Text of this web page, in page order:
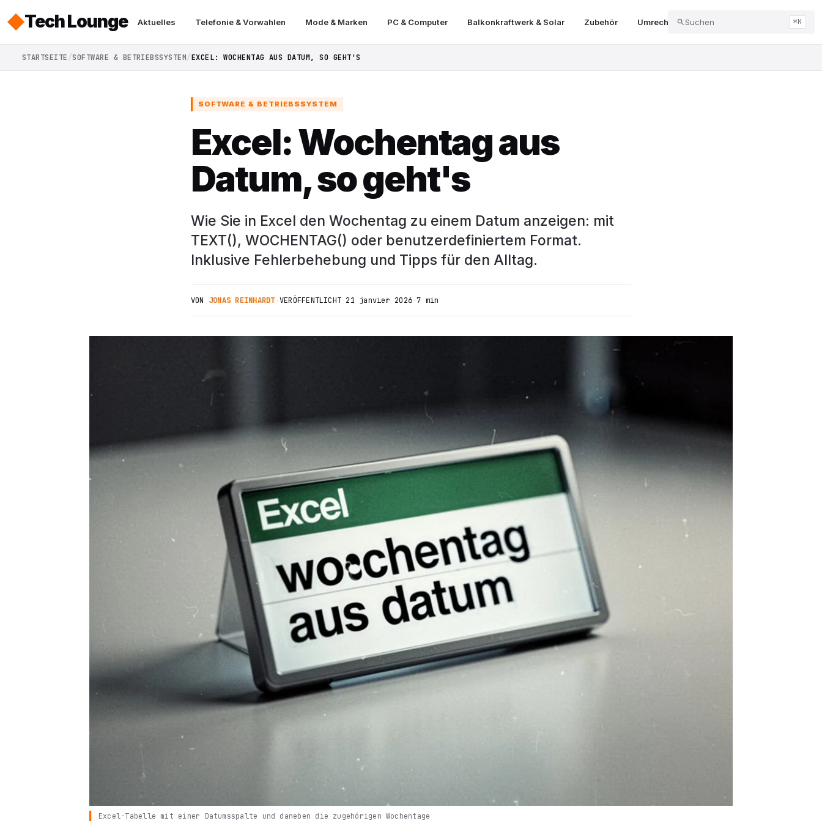
Tech Lounge Aktuelles Telefonie & Vorwahlen Mode & Marken PC & Computer Balkonkraftwerk & Solar Zubehör Umrechner & Tools Abo & Kündigung
Suchen ⌘K
STARTSEITE SOFTWARE & BETRIEBSSYSTEM EXCEL: WOCHENTAG AUS DATUM, SO GEHT'S
SOFTWARE & BETRIEBSSYSTEM
Excel: Wochentag aus
Datum, so geht's
Wie Sie in Excel den Wochentag zu einem Datum anzeigen: mit
TEXT(), WOCHENTAG() oder benutzerdefiniertem Format.
Inklusive Fehlerbehebung und Tipps für den Alltag.
VON JONAS REINHARDT ·VERÖFFENTLICHT 21 janvier 2026·7 min
Excel-Tabelle mit einer Datumsspalte und daneben die zugehörigen Wochentage